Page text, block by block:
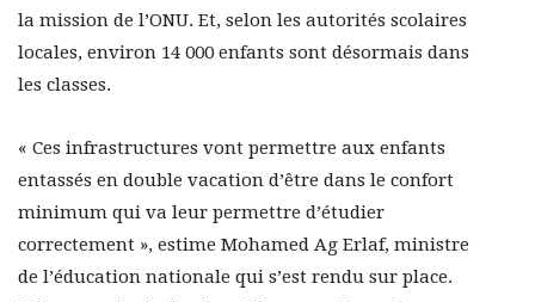
la mission de l’ONU. Et, selon les autorités scolaires
locales, environ 14 000 enfants sont désormais dans
les classes.
« Ces infrastructures vont permettre aux enfants
entassés en double vacation d’être dans le confort
minimum qui va leur permettre d’étudier
correctement », estime Mohamed Ag Erlaf, ministre
de l’éducation nationale qui s’est rendu sur place.